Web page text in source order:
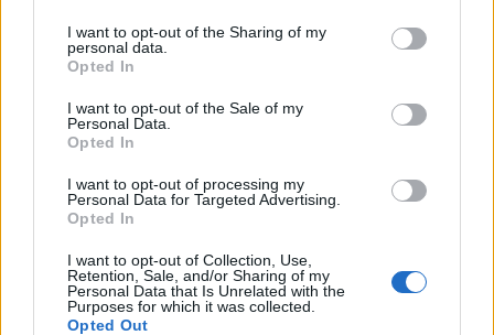
I want to opt-out of the Sharing of my
personal data.
Opted In
I want to opt-out of the Sale of my
Personal Data.
Opted In
I want to opt-out of processing my
Personal Data for Targeted Advertising.
Opted In
I want to opt-out of Collection, Use,
Retention, Sale, and/or Sharing of my
Personal Data that Is Unrelated with the
Purposes for which it was collected.
Opted Out
TI POTREBBE INTERESSARE
Maturità 2026, il sud
domina con 14.123 lodi